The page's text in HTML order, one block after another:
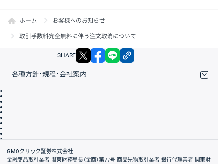
ホーム お客様へのお知らせ
取引手数料完全無料に伴う注文取消について
SHARE X facebook
各種方針・規程・会社案内
会社案内
GMOクリック証券株式会社
金融商品取引業者 関東財務局長（金商）第77号 商品先物取引業者 銀行代理業者 関東財